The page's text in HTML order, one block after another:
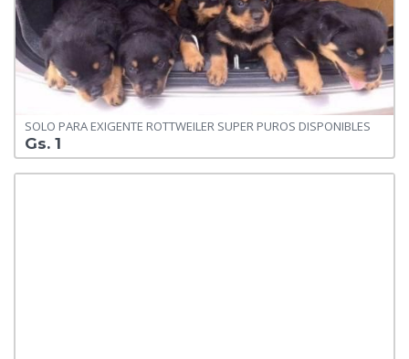
SOLO PARA EXIGENTE ROTTWEILER SUPER PUROS DISPONIBLES
Gs. 1